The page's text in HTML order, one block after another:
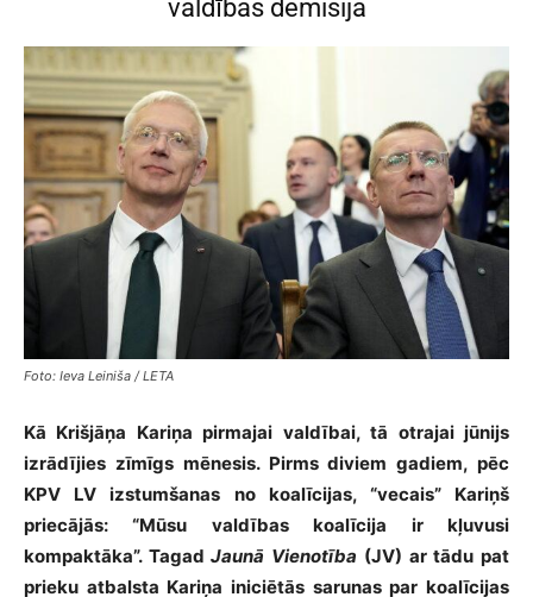
valdības demisija
Foto: Ieva Leiniša / LETA
Kā Krišjāņa Kariņa pirmajai valdībai, tā otrajai jūnijs
izrādījies zīmīgs mēnesis. Pirms diviem gadiem, pēc
KPV LV izstumšanas no koalīcijas, “vecais” Kariņš
priecājās: “Mūsu valdības koalīcija ir kļuvusi
kompaktāka”. TagadJaunā Vienotība (JV) ar tādu pat
prieku atbalsta Kariņa iniciētās sarunas par koalīcijas